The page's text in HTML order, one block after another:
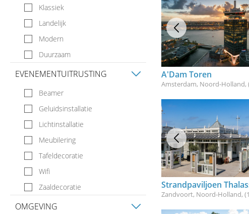
Boardroom
Studio / Loft
Huiskamer
Suite- / Designhotel
Klassiek
Landelijk
Modern
Duurzaam
EVENEMENTUITRUSTING
Beamer
Geluidsinstallatie
Lichtinstallatie
Meubilering
Tafeldecoratie
Wifi
Zaaldecoratie
OMGEVING
A'Dam Toren
Amsterdam, Noord-Holland,
Strandpaviljoen
Zandvoort, Noord-Holland,